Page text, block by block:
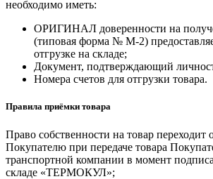
необходимо иметь:
ОРИГИНАЛ доверенности на
(типовая форма № М-2)
отгрузке на складе;
Документ, подтверждающий
Номера счетов для отгрузки товара.
Правила приёмки товара
Право собственности на товар переходит
Покупателю при передаче товара
транспортной компании в момент
складе «ТЕРМОКУЛ»;